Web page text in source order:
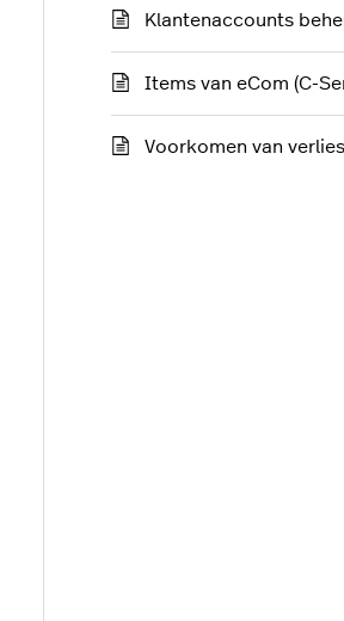
Klantenaccounts
Items van eCom (C-
Voorkomen van